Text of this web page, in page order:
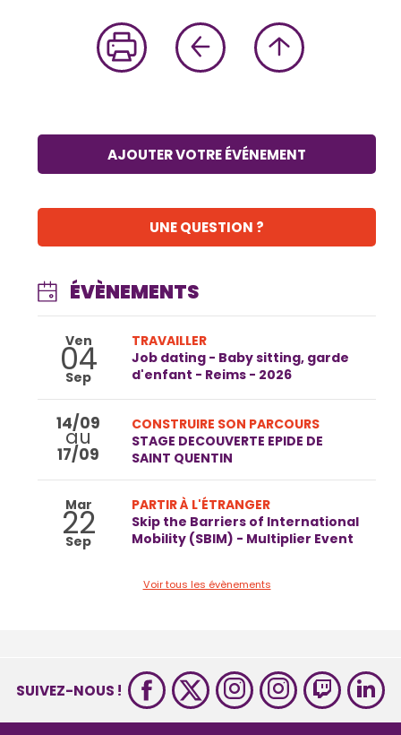
AJOUTER VOTRE ÉVÉNEMENT
UNE QUESTION ?
ÉVÈNEMENTS
Ven
04
Sep
TRAVAILLER
Job dating - Baby sitting, garde
d'enfant - Reims - 2026
14/09
au
17/09
CONSTRUIRE SON PARCOURS
STAGE DECOUVERTE EPIDE DE
SAINT QUENTIN
Mar
22
Sep
PARTIR À L'ÉTRANGER
Skip the Barriers of International
Mobility (SBIM) - Multiplier Event
Voir tous les évènements
SUIVEZ-NOUS !